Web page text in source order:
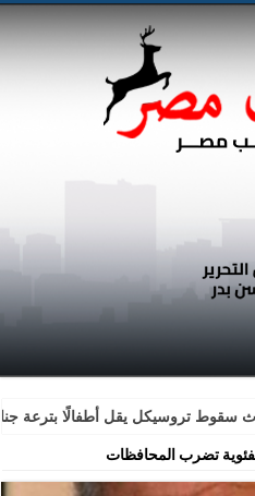
سقوط تروسيكل يقل أطفالًا بترعة
تضرب المحافظات